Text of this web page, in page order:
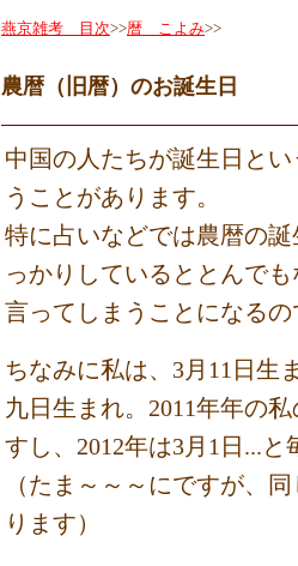
燕京雑考 目次>>暦 こよみ>>
農暦（旧暦）のお誕生日
中国の人たちが誕生日と
うことがあります。
特に占いなどでは農暦の
っかりしているととんで
言ってしまうことになる
ちなみに私は、3月11日生
九日生まれ。2011年年の
すし、2012年は3月 1 日...と
（たま～～～にですが、
ります）